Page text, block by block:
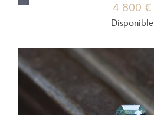
4 800 €
Disponible